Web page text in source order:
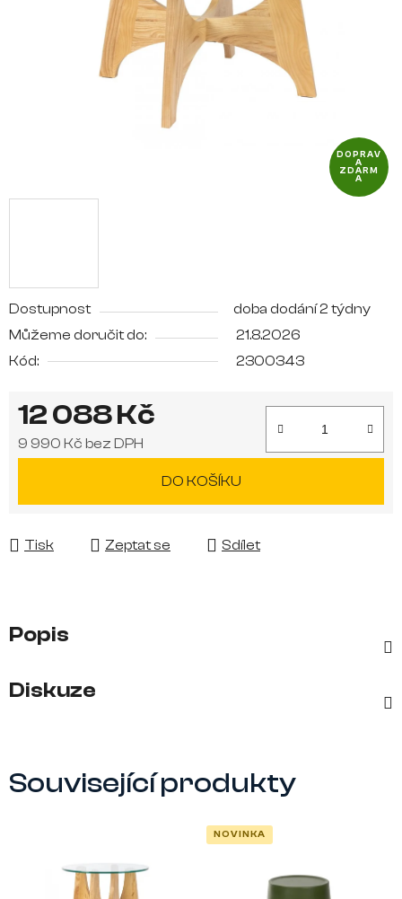
Dostupnost
doba dodání 2 týdny
Můžeme doručit do:
21.8.2026
Kód:
2300343
12 088 Kč
9 990 Kč bez DPH
DO KOŠÍKU
Tisk Zeptat se Sdílet
DOPRAV
A
ZDARM
A
Popis
Diskuze
Související produkty
NOVINKA